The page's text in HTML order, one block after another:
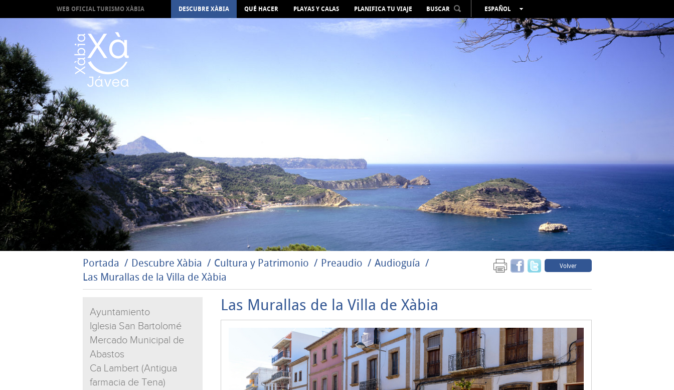
WEB OFICIAL TURISMO XÀBIA DESCUBRE XÀBIA QUÉ HACER PLAYAS Y CALAS PLANIFICA TU VIAJE BUSCAR
ESPAÑOL
VALENCIÀ
ENGLISH
FRANÇAIS
Portada Descubre Xàbia Cultura y Patrimonio Preaudio
Audioguía
Las Murallas de la Villa de Xàbia
Volver
Ayuntamiento
Iglesia San Bartolomé
Mercado Municipal de
Abastos
Ca Lambert (Antigua
farmacia de Tena)
Las Murallas de la Villa de Xàbia